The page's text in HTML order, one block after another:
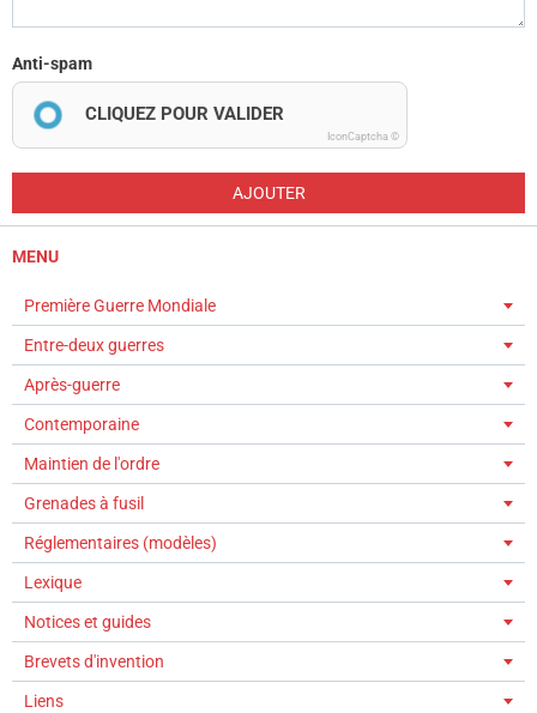
Anti-spam
CLIQUEZ POUR VALIDER
IconCaptcha ©
AJOUTER
MENU
Première Guerre Mondiale
Entre-deux guerres
Après-guerre
Contemporaine
Maintien de l'ordre
Grenades à fusil
Réglementaires (modèles)
Lexique
Notices et guides
Brevets d'invention
Liens